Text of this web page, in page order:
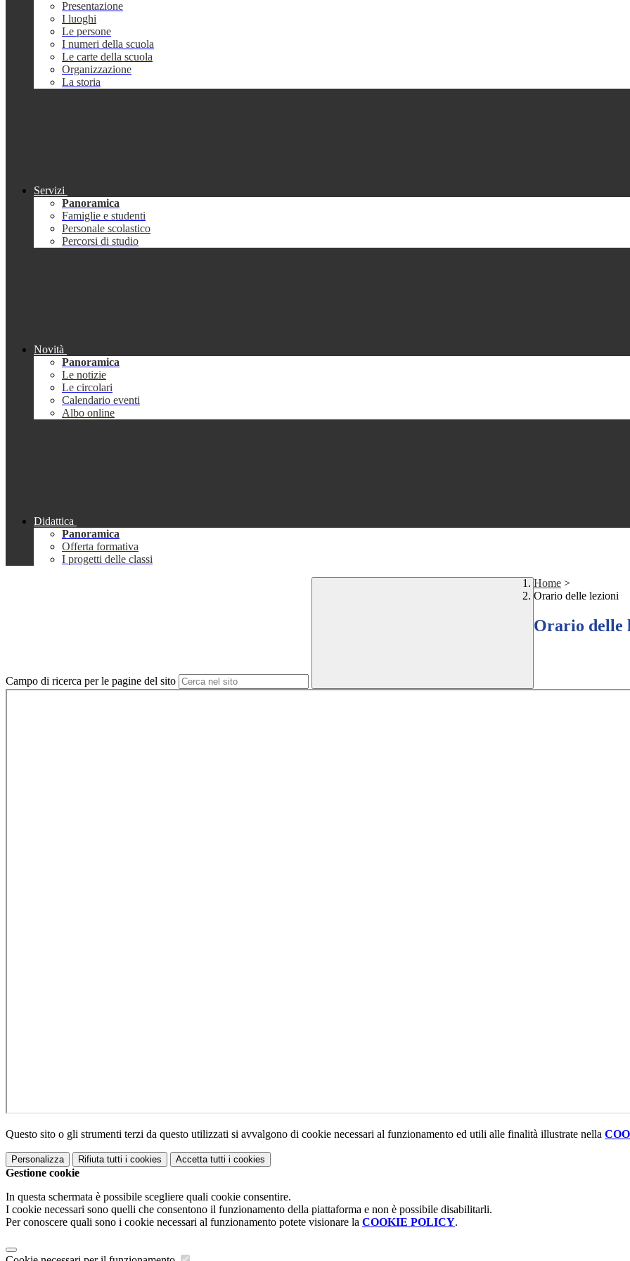
Presentazione
I luoghi
Le persone
I numeri della scuola
Le carte della scuola
Organizzazione
La storia
Servizi
Panoramica
Famiglie e studenti
Personale scolastico
Percorsi di studio
Novità
Panoramica
Le notizie
Le circolari
Calendario eventi
Albo online
Didattica
Panoramica
Offerta formativa
I progetti delle classi
Campo di ricerca per le pagine del sito
Home >
Orario delle lezioni
Orario delle
Questo sito o gli strumenti terzi da questo utilizzati si avvalgono di cookie necessari al funzionamento ed utili alle finalità illustrate nella
Personalizza Rifiuta tutti i cookies Accetta tutti i cookies
Gestione cookie
In questa schermata è possibile scegliere quali cookie consentire.
I cookie necessari sono quelli che consentono il funzionamento della piattaforma e non è possibile disabilitarli.
Per conoscere quali sono i cookie necessari al funzionamento potete visionare la COOKIE POLICY.